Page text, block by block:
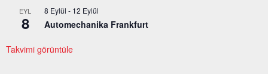
EYL
8
8 Eylül - 12 Eylül
Automechanika Frankfurt
Takvimi görüntüle